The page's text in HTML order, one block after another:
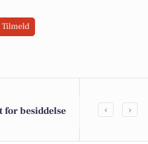
Tilmeld
for besiddelse
Sol på vej,
‹ ›